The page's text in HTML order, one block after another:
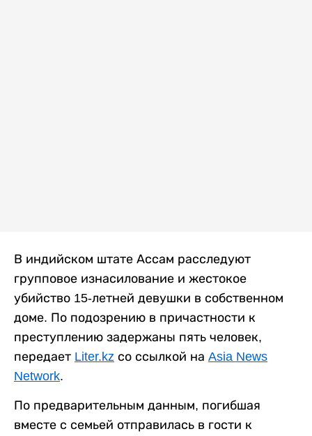
В индийском штате Ассам расследуют
групповое изнасилование и жестокое
убийство 15-летней девушки в собственном
доме. По подозрению в причастности к
преступлению задержаны пять человек,
передает Liter.kz со ссылкой на Asia News
Network.
По предварительным данным, погибшая
вместе с семьей отправилась в гости к